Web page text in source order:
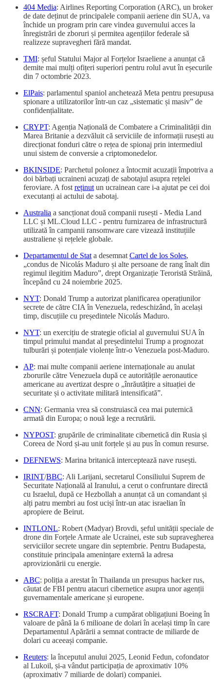
404 Media: Airlines Reporting Corporation (ARC), un broker
de date deținut de principalele companii aeriene din SUA, va
închide un program prin care vindea guvernului acces la
înregistrări de zboruri și permitea agențiilor federale să
realizeze supravegheri fără mandat.
TMI: șeful Statului Major al Forțelor Israeliene a anunțat că
demite mai mulți ofițeri superiori pentru rolul avut în eșecurile
din 7 octombrie 2023.
ElPais: parlamentul spaniol anchetează Meta pentru presupusa
spionare a utilizatorilor într-un caz „sistematic și masiv” de
confidențialitate.
CRYPT: Agenția Națională de Combatere a Criminalității din
Marea Britanie a dezvăluit că serviciile de informații rusești au
direcționat fonduri către o rețea de spionaj prin intermediul
unui sistem de conversie a criptomonedelor.
BKINSIDE: Parchetul polonez a întocmit acuzații împotriva a
doi bărbați ucraineni acuzați de sabotajul asupra rețelei
feroviare. A fost reținut un ucrainean care i-a ajutat pe cei doi
executanți ai actului de sabotaj.
Australia a sancționat două companii rusești - Media Land
LLC și ML.Cloud LLC - pentru furnizarea de infrastructură
utilizată în campanii ransomware care vizează instituțiile
australiene și rețelele globale.
Departamentul de Stat a desemnat Cartel de los Soles,
„condus de Nicolás Maduro și alte persoane de rang înalt din
regimul ilegitim Maduro”, drept Organizație Teroristă Străină,
începând cu 24 noiembrie 2025.
NYT: Donald Trump a autorizat planificarea operațiunilor
secrete de către CIA în Venezuela, redeschizând, în același
timp, discuțiile cu președintele Nicolás Maduro.
NYT: un exercițiu de strategie oficial al guvernului SUA în
timpul primului mandat al președintelui Trump a prognozat
tulburări și potențiale violențe într-o Venezuela post-Maduro.
AP: mai multe companii aeriene internaționale au anulat
zborurile către Venezuela după ce autoritățile aeronautice
americane au avertizat despre o „înrăutățire a situației de
securitate și o activitate militară intensificată”.
CNN: Germania vrea să construiască cea mai puternică
armată din Europa; o nouă lege a recrutării.
NYPOST: grupările de criminalitate cibernetică din Rusia și
Coreea de Nord și-au unit forțele și au pus în comun resurse.
DEFNEWS: Marina britanică interceptează nave rusești.
IRINT/BBC: Ali Larijani, secretarul Consiliului Suprem de
Securitate Națională al Iranului, a cerut o confruntare directă
cu Israelul, după ce Hezbollah a anunțat că un comandant și
alți patru membri au fost uciși într-un atac israelian în
apropiere de Beirut.
INTLONL: Robert (Madyar) Brovdi, șeful unității speciale de
drone din Forțele Armate ale Ucrainei, este sub supravegherea
serviciilor secrete ungare din septembrie. Pentru Budapesta,
constituie principala amenințare externă la adresa
aprovizionării cu energie.
ABC: poliția a arestat în Thailanda un presupus hacker rus,
căutat de FBI pentru atacuri cibernetice asupra unor agenții
guvernamentale americane și europene.
RSCRAFT: Donald Trump a cumpărat obligațiuni Boeing în
valoare de până la 6 milioane de dolari în același timp în care
Departamentul Apărării a semnat contracte de miliarde de
dolari cu aceeași companie.
Reuters: la începutul anului 2025, Leonid Fedun, cofondator
al Lukoil, și-a vândut participația de aproximativ 10%
(aproximativ 7 miliarde de dolari) companiei.